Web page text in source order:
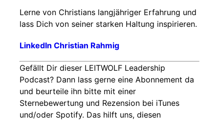
Lerne von Christians langjähriger Erfahrung und
lass Dich von seiner starken Haltung inspirieren.
LinkedIn Christian Rahmig
Gefällt Dir dieser LEITWOLF Leadership
Podcast? Dann lass gerne eine Abonnement da
und beurteile ihn bitte mit einer
Sternebewertung und Rezension bei iTunes
und/oder Spotify. Das hilft uns, diesen